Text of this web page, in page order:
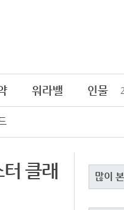
워라밸 인물
클래
많이